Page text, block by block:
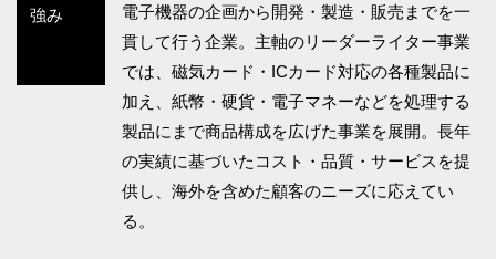
強み
電子機器の企画から開発・製造・販売までを一
貫して行う企業。主軸のリーダーライター事業
では、磁気カード・ICカード対応の各種製品に
加え、紙幣・硬貨・電子マネーなどを処理する
製品にまで商品構成を広げた事業を展開。長年
の実績に基づいたコスト・品質・サービスを提
供し、海外を含めた顧客のニーズに応えてい
る。